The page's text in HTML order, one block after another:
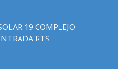
19 COMPLEJO
RTS